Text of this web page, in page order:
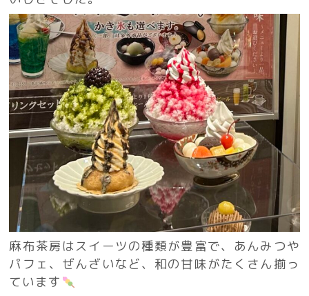
麻布茶房はスイーツの種類が豊富で、あんみつや
パフェ、ぜんざいなど、和の甘味がたくさん揃っ
ています